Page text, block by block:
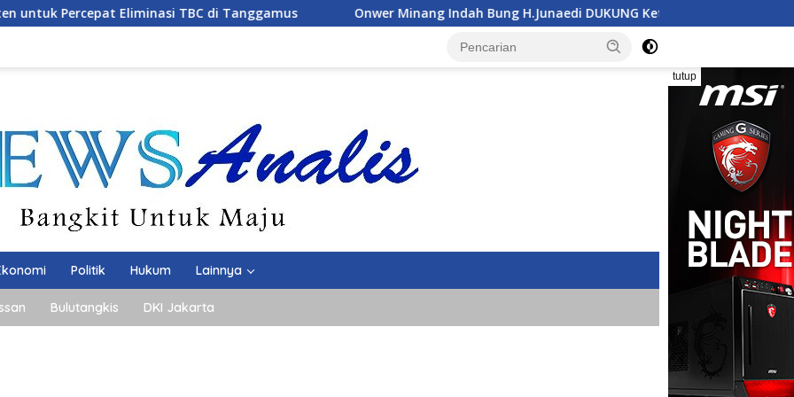
di Tanggamus Onwer Minang Indah Bung H.Junaedi DUKUNG Ketua Karang Taruna Provinsi Lampung Yang Baru
tutup
Politik Hukum Lainnya
Bulutangkis DKI Jakarta